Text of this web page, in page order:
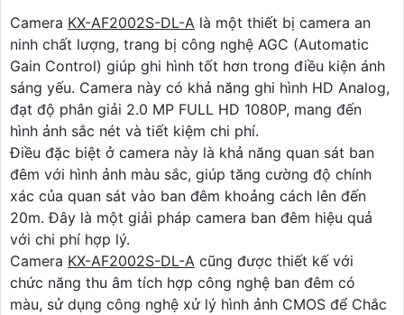
Camera KX-AF2002S-DL-A là một thiết bị camera an
ninh chất lượng, trang bị công nghệ AGC (Automatic
Gain Control) giúp ghi hình tốt hơn trong điều kiện ánh
sáng yếu. Camera này có khả năng ghi hình HD Analog,
đạt độ phân giải 2.0 MP FULL HD 1080P, mang đến
hình ảnh sắc nét và tiết kiệm chi phí.
Điều đặc biệt ở camera này là khả năng quan sát ban
đêm với hình ảnh màu sắc, giúp tăng cường độ chính
xác của quan sát vào ban đêm khoảng cách lên đến
20m. Đây là một giải pháp camera ban đêm hiệu quả
với chi phí hợp lý.
Camera KX-AF2002S-DL-A cũng được thiết kế với
chức năng thu âm tích hợp công nghệ ban đêm có
màu, sử dụng công nghệ xử lý hình ảnh CMOS để Chắc